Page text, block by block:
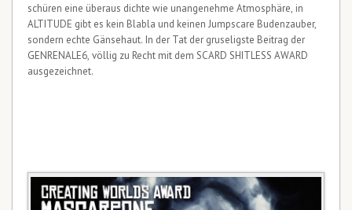
schüren eine überaus dichte wie unangenehme Atmosphäre, in
ALTITUDE gibt es kein Blabla und keinen Jumpscare Budenzauber,
sondern echte Gänsehaut. In der Tat der gruseligste Beitrag der
GENRENALE6, völlig zu Recht mit dem SCARD SHITLESS AWARD
ausgezeichnet.